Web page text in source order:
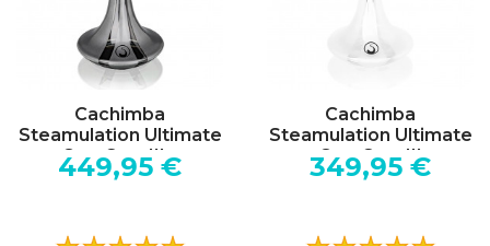
Cachimba
Steamulation Ultimate
One Gen. III...
449,95 €
Cachimba
Steamulation Ultimate
One Gen. III
349,95 €